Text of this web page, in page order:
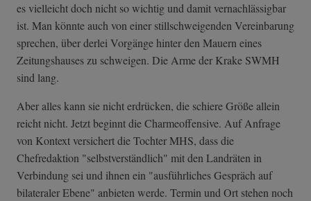
es vielleicht doch nicht so wichtig und damit vernachlässigbar
ist. Man könnte auch von einer stillschweigenden Vereinbarung
sprechen, über derlei Vorgänge hinter den Mauern eines
Zeitungshauses zu schweigen. Die Arme der Krake SWMH
sind lang.
Aber alles kann sie nicht erdrücken, die schiere Größe allein
reicht nicht. Jetzt beginnt die Charmeoffensive. Auf Anfrage
von Kontext versichert die Tochter MHS, dass die
Chefredaktion "selbstverständlich" mit den Landräten in
Verbindung sei und ihnen ein "ausführliches Gespräch auf
bilateraler Ebene" anbieten werde. Termin und Ort stehen noch